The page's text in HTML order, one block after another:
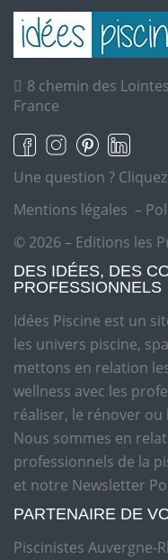
8 chemin des
France
Une question ?
Mentions légales –
© 2026 – Editions les
DES IDÉES, DES
PROFESSIONNELS
Idées Piscine est un
les univers piscine,
mettons en relation
wellness avec les
réaliser, le rénover ou
Nous sommes en
professionnels de la
et notre Newsletter
PARTENAIRE DE
Piscinistes Auvergne-